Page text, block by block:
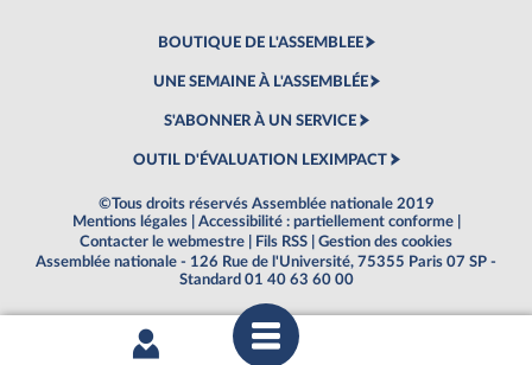
BOUTIQUE DE L'ASSEMBLEE
UNE SEMAINE À L'ASSEMBLÉE
S'ABONNER À UN SERVICE
OUTIL D'ÉVALUATION LEXIMPACT
©Tous droits réservés Assemblée nationale 2019
Mentions légales
Accessibilité : partiellement conforme
Contacter le webmestre
Fils RSS
Gestion des cookies
Assemblée nationale - 126 Rue de l'Université, 75355 Paris 07 SP -
Standard 01 40 63 60 00